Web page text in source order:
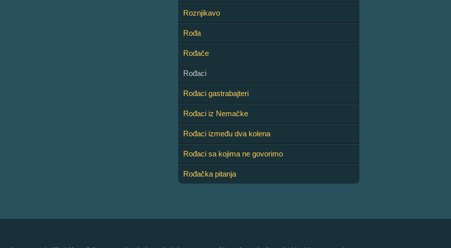
Roznjikavo
Rođa
Rođače
Rođaci
Rođaci gastrabajteri
Rođaci iz Nemačke
Rođaci između dva kolena
Rođaci sa kojima ne govorimo
Rođačka pitanja